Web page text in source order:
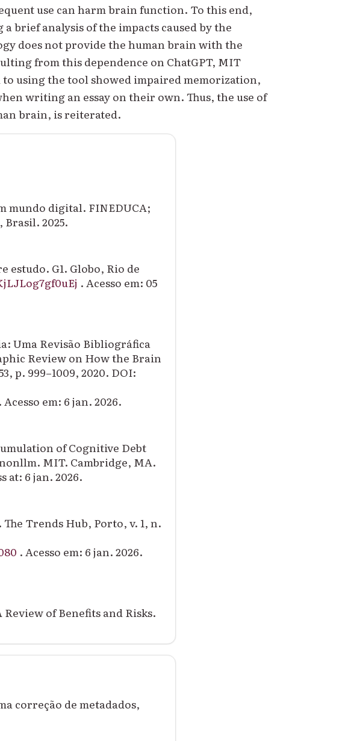
use can harm brain function. To this end,
brief analysis of the impacts caused by the
does not provide the human brain with the
from this dependence on ChatGPT, MIT
using the tool showed impaired memorization,
writing an essay on their own. Thus, the use of
brain, is reiterated.
mundo digital. FINEDUCA;
Brasil. 2025.
estudo. G1. Globo, Rio de
. Acesso em: 05
Uma Revisão Bibliográfica
Review on How the Brain
p. 999–1009, 2020. DOI:
. Acesso em: 6 jan. 2026.
of Cognitive Debt
. MIT. Cambridge, MA.
at: 6 jan. 2026.
. The Trends Hub, Porto, v. 1, n.
. Acesso em: 6 jan. 2026.
Review of Benefits and Risks.
correção de metadados,